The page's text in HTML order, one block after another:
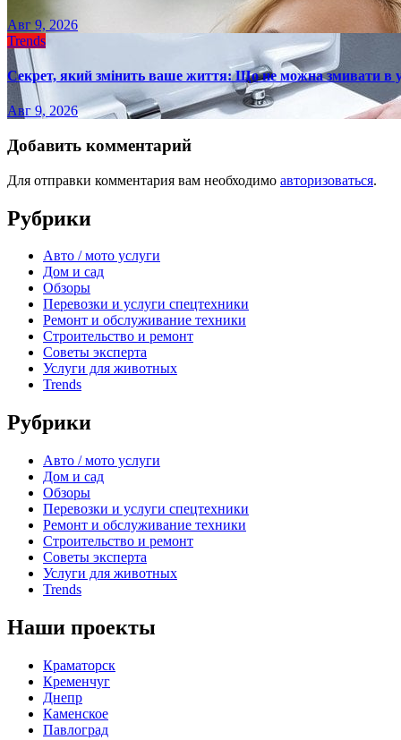
Авг 9, 2026
Trends
Секрет, який змінить ваше життя: Що не можна змивати в
Авг 9, 2026
Добавить комментарий
Для отправки комментария вам необходимо авторизоваться.
Рубрики
Авто / мото услуги
Дом и сад
Обзоры
Перевозки и услуги спецтехники
Ремонт и обслуживание техники
Строительство и ремонт
Советы эксперта
Услуги для животных
Trends
Рубрики
Авто / мото услуги
Дом и сад
Обзоры
Перевозки и услуги спецтехники
Ремонт и обслуживание техники
Строительство и ремонт
Советы эксперта
Услуги для животных
Trends
Наши проекты
Краматорск
Кременчуг
Днепр
Каменское
Павлоград